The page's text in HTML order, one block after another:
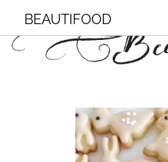
BEAUTIFOOD